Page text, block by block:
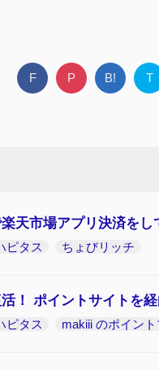
F P B! T
天市場アプリ決済を
ピタス ちょびリッチ
！ ポイントサイトを
ピタス makiii のポイン